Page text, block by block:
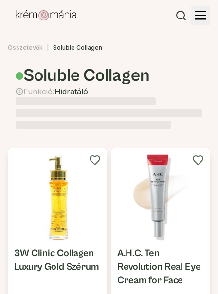
Összetevők Soluble Collagen
Soluble Collagen
Funkció:Hidratáló
3W Clinic Collagen
Luxury Gold Szérum
A.H.C. Ten
Revolution Real Eye
Cream for Face